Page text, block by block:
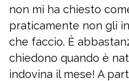
non mi ha chiesto
praticamente non gli
che faccio. È
chiedono quando è
indovina il mese! A